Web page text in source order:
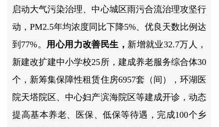
启动大气污染治理、中心城区雨污合流治理攻坚行
动，PM2.5年均浓度同比下降5%、优良天数比例达
到77%。 用心用力改善民生， 新增就业32.7万人，
新建改扩建中小学校25所，建成养老服务综合体30
个，新筹集保障性租赁住房6957套（间），环湖医
院天塔院区、中心妇产滨海院区等建成开诊，动态
提高基本养老、医保、低保等待遇，完成100个乡